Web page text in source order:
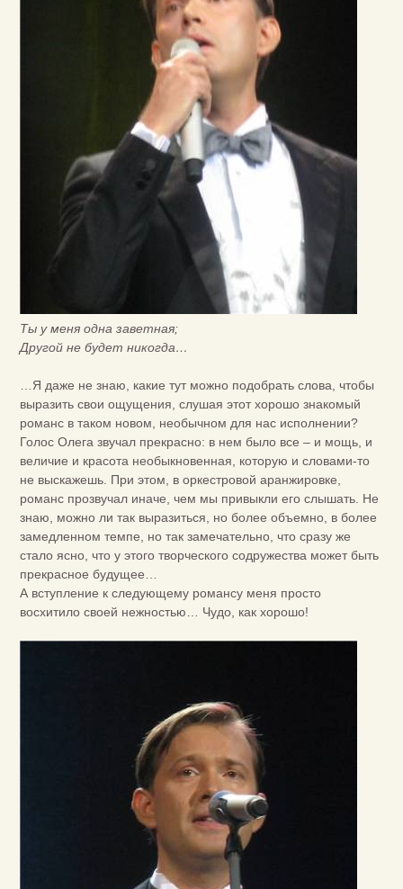
Ты у меня одна заветная;
Другой не будет никогда…
…Я даже не знаю, какие тут можно подобрать слова, чтобы
выразить свои ощущения, слушая этот хорошо знакомый
романс в таком новом, необычном для нас исполнении?
Голос Олега звучал прекрасно: в нем было все – и мощь, и
величие и красота необыкновенная, которую и словами-то
не выскажешь. При этом, в оркестровой аранжировке,
романс прозвучал иначе, чем мы привыкли его слышать. Не
знаю, можно ли так выразиться, но более объемно, в более
замедленном темпе, но так замечательно, что сразу же
стало ясно, что у этого творческого содружества может быть
прекрасное будущее…
А вступление к следующему романсу меня просто
восхитило своей нежностью… Чудо, как хорошо!